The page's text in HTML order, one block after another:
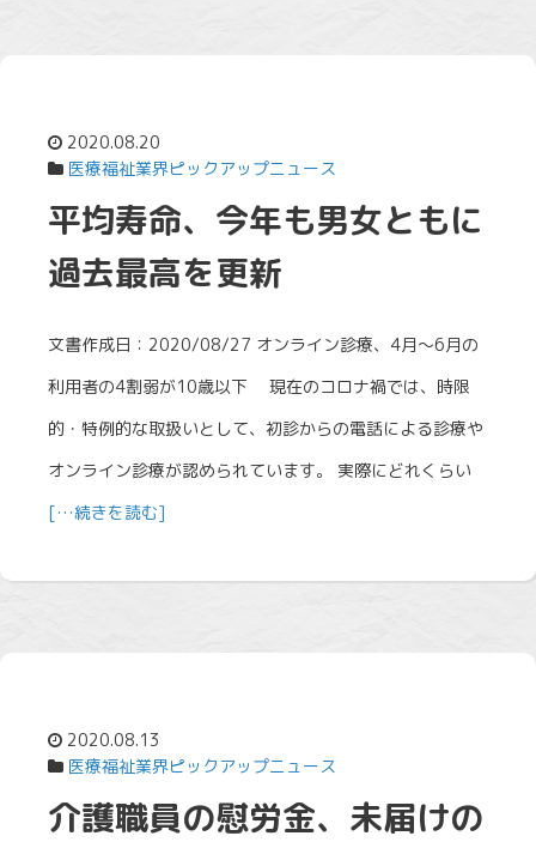
2020.08.20
医療福祉業界ピックアップニュース
平均寿命、今年も男女ともに
過去最高を更新
文書作成日：2020/08/27 オンライン診療、4月～6月の
利用者の4割弱が10歳以下 現在のコロナ禍では、時限
的・特例的な取扱いとして、初診からの電話による診療や
オンライン診療が認められています。 実際にどれくらい
[…続きを読む]
2020.08.13
医療福祉業界ピックアップニュース
介護職員の慰労金、未届けの